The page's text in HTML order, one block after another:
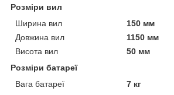
Розміри вил
Ширина вил
150 мм
Довжина вил
1150 мм
Висота вил
50 мм
Розміри батареї
Вага батареї
7 кг